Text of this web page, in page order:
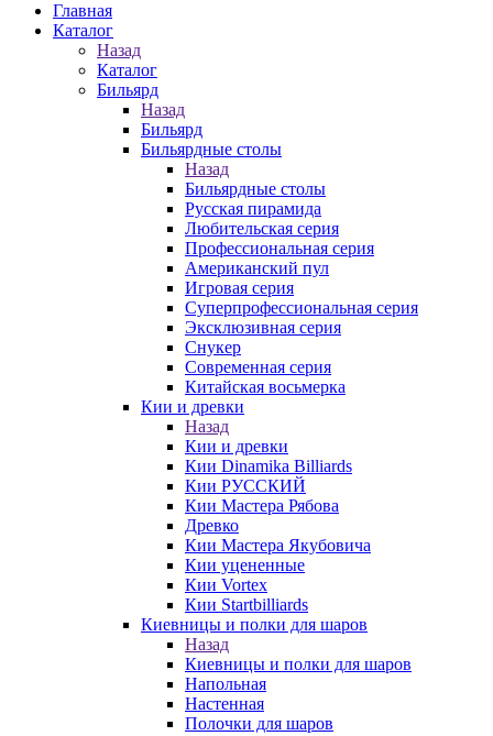
Главная
Каталог
Назад
Каталог
Бильярд
Назад
Бильярд
Бильярдные столы
Назад
Бильярдные столы
Русская пирамида
Любительская серия
Профессиональная серия
Американский пул
Игровая серия
Суперпрофессиональная серия
Эксклюзивная серия
Снукер
Современная серия
Китайская восьмерка
Кии и древки
Назад
Кии и древки
Кии Dinamika Billiards
Кии РУССКИЙ
Кии Мастера Рябова
Древко
Кии Мастера Якубовича
Кии уцененные
Кии Vortex
Кии Startbilliards
Киевницы и полки для шаров
Назад
Киевницы и полки для шаров
Напольная
Настенная
Полочки для шаров